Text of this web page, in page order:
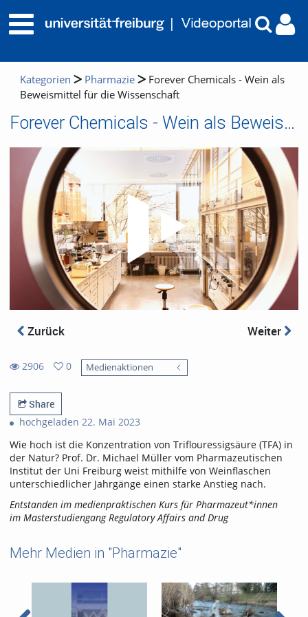
Kategorien Pharmazie
Forever Chemicals - Wein als
Beweismittel für die Wissenschaft
Forever Chemicals - Wein als Beweismittel für die Wissenschaft
Zurück Weiter
2906
views
0
favorites
Medienaktionen
Share
hochgeladen 22. Mai 2023
Wie hoch ist die Konzentration von Triflouressigsäure (TFA) in
der Natur? Prof. Dr. Michael Müller vom Pharmazeutischen
Institut der Uni Freiburg weist mithilfe von Weinflaschen
unterschiedlicher Jahrgänge einen starke Anstieg nach.
Entstanden im medienpraktischen Kurs für Pharmazeut*innen
im Masterstudiengang Regulatory Affairs and Drug
Mehr Medien in "Pharmazie"